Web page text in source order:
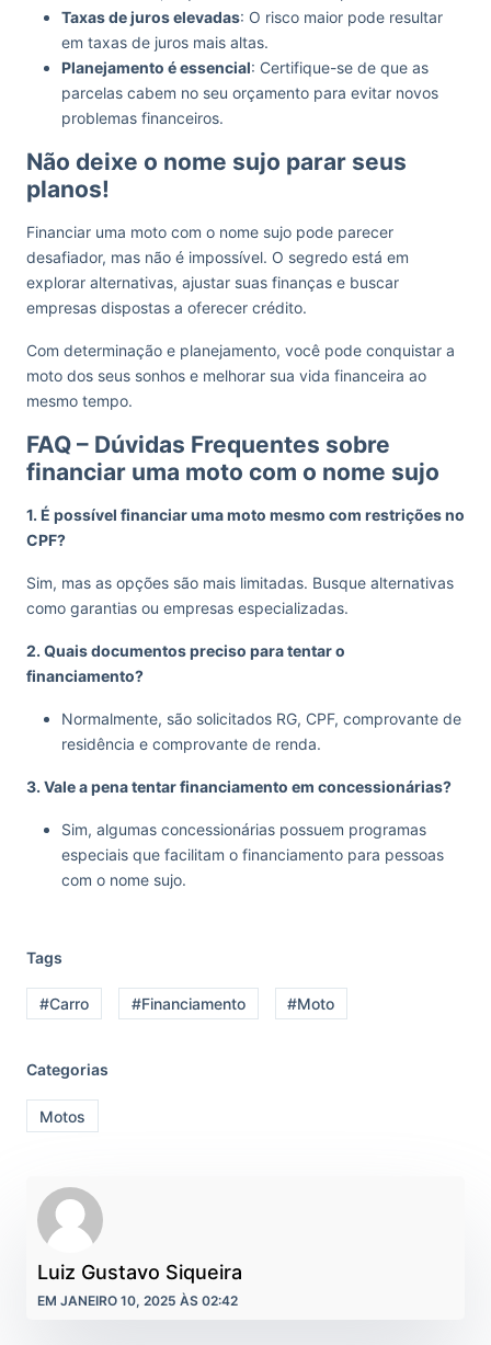
Taxas de juros elevadas: O risco maior pode resultar
em taxas de juros mais altas.
Planejamento é essencial: Certifique-se de que as
parcelas cabem no seu orçamento para evitar novos
problemas financeiros.
Não deixe o nome sujo parar seus
planos!
Financiar uma moto com o nome sujo pode parecer
desafiador, mas não é impossível. O segredo está em
explorar alternativas, ajustar suas finanças e buscar
empresas dispostas a oferecer crédito.
Com determinação e planejamento, você pode conquistar a
moto dos seus sonhos e melhorar sua vida financeira ao
mesmo tempo.
FAQ – Dúvidas Frequentes sobre
financiar uma moto com o nome sujo
1. É possível financiar uma moto mesmo com restrições no
CPF?
Sim, mas as opções são mais limitadas. Busque alternativas
como garantias ou empresas especializadas.
2. Quais documentos preciso para tentar o
financiamento?
Normalmente, são solicitados RG, CPF, comprovante de
residência e comprovante de renda.
3. Vale a pena tentar financiamento em concessionárias?
Sim, algumas concessionárias possuem programas
especiais que facilitam o financiamento para pessoas
com o nome sujo.
Tags
#Carro #Financiamento #Moto
Categorias
Motos
Luiz Gustavo Siqueira
EM JANEIRO 10, 2025 ÀS 02:42